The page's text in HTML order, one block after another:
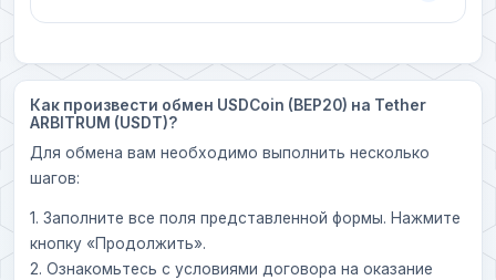
Как произвести обмен USDCoin (BEP20) на Tether
ARBITRUM (USDT)?
Для обмена вам необходимо выполнить несколько
шагов:
1. Заполните все поля представленной формы. Нажмите
кнопку «Продолжить».
2. Ознакомьтесь с условиями договора на оказание